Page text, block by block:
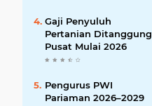
Gaji Penyuluh
Pertanian Ditanggung
Pusat Mulai 2026
Pengurus PWI
Pariaman 2026–2029